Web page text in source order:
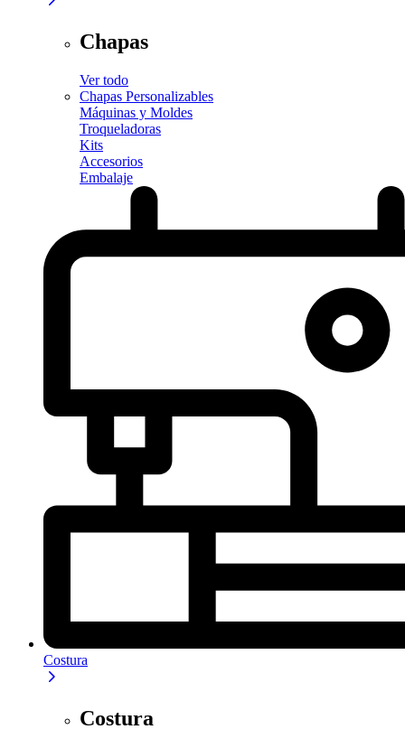
Chapas
Ver todo
Chapas Personalizables
Máquinas y Moldes
Troqueladoras
Kits
Accesorios
Embalaje
Costura
Costura